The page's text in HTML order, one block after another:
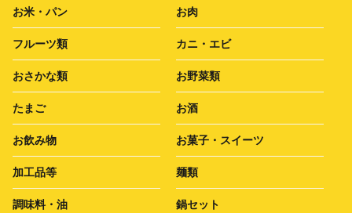
お米・パン お肉
フルーツ類 カニ・エビ
おさかな類 お野菜類
たまご お酒
お飲み物 お菓子・スイーツ
加工品等 麺類
調味料・油 鍋セット